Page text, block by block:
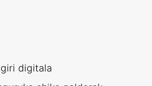
digitala